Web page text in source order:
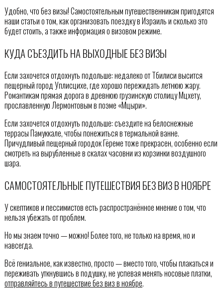
Удобно, что без визы! Самостоятельным путешественникам пригодятся
наши статьи о том, как организовать поездку в Израиль и сколько это
будет стоить, а также информация о визовом режиме.
КУДА СЪЕЗДИТЬ НА ВЫХОДНЫЕ БЕЗ ВИЗЫ
Если захочется отдохнуть подольше: недалеко от Тбилиси высится
пещерный город Уплисцихе, где хорошо пережидать летнюю жару.
Романтикам прямая дорога в древнюю грузинскую столицу Мцхету,
прославленную Лермонтовым в поэме «Мцыри».
Если захочется отдохнуть подольше: съездите на белоснежные
террасы Памуккале, чтобы понежиться в термальной ванне.
Причудливый пещерный городок Гёреме тоже прекрасен, особенно если
смотреть на вырубленные в скалах часовни из корзинки воздушного
шара.
САМОСТОЯТЕЛЬНЫЕ ПУТЕШЕСТВИЯ БЕЗ ВИЗ В НОЯБРЕ
У скептиков и пессимистов есть распространённое мнение о том, что
нельзя убежать от проблем.
Но мы знаем точно — можно! Более того, не только на время, но и
навсегда.
Всё гениальное, как известно, просто — вместо того, чтобы плакаться и
переживать уткнувшись в подушку, не успевая менять носовые платки,
отправляйтесь в путешествие без виз в ноябре.